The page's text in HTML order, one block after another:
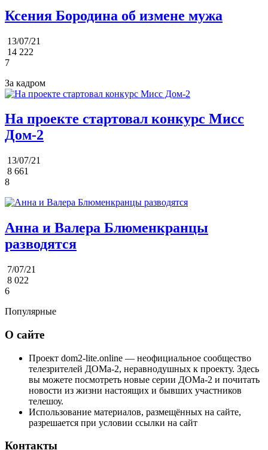
Ксения Бородина об измене мужа
13/07/21
14 222
7
За кадром
На проекте стартовал конкурс Мисс
Дом-2
13/07/21
8 661
8
Анна и Валера Блюменкранцы
разводятся
7/07/21
8 022
6
Популярные
О сайте
Проект dom2-lite.online — неофициальное сообщество
телезрителей ДОМа-2, неравнодушных к проекту. Здесь
вы можете посмотреть новые серии ДОМа-2 и почитать
новости из жизни настоящих и бывших участников
телешоу.
Использование материалов, размещённых на сайте,
разрешается при условии ссылки на сайт
Контакты